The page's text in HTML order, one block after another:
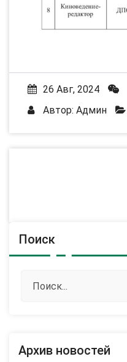
26 Авг, 2024
Автор: Админ
Поиск
Архив новостей